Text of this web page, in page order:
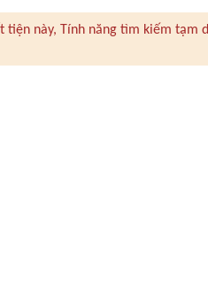
tiện này, Tính năng tìm kiếm